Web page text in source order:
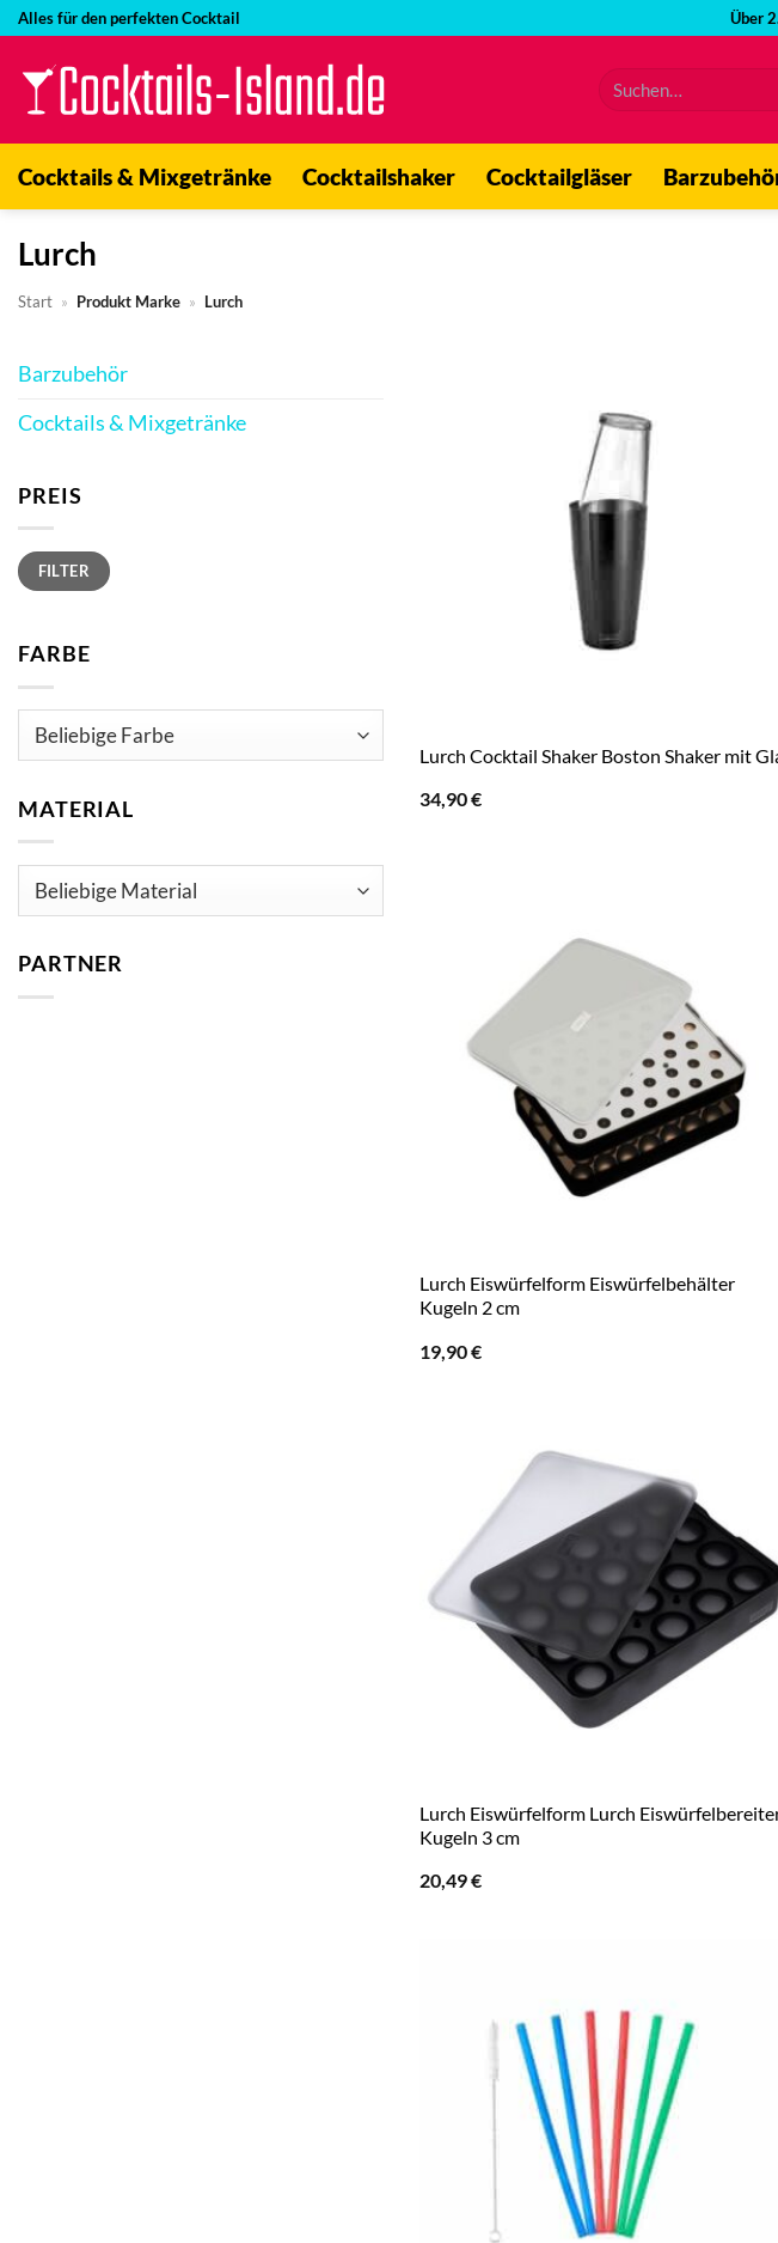
Zum
springen
Alles für den perfekten Cocktail Über
Suchen
nach:
Cocktails & Mixgetränke Cocktailshaker Cocktailgläser
Lurch
Start » Produkt Marke » Lurch
Barzubehör
Cocktails & Mixgetränke
PREIS
Min.
Preis
Max.
PreisFILTER
FARBE
MATERIAL
PARTNER
Lurch Cocktail Shaker Boston Shaker mit
34,90€
Lurch Eiswürfelform Eiswürfelbehälter
Kugeln 2 cm
19,90€
Lurch Eiswürfelform Lurch
Kugeln 3 cm
20,49€